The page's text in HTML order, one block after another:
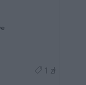
1 zł